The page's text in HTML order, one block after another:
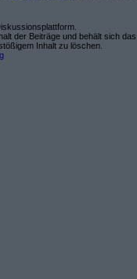
der Beiträge und behält sich das
Inhalt zu löschen.